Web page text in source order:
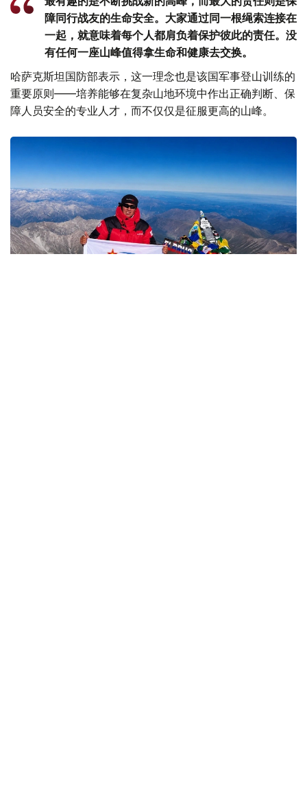
障同行战友的生命安全。大家通过同一根绳索连接在
一起，就意味着每个人都肩负着保护彼此的责任。没
有任何一座山峰值得拿生命和健康去交换。
哈萨克斯坦国防部表示，这一理念也是该国军事登山训练的
重要原则——培养能够在复杂山地环境中作出正确判断、保
障人员安全的专业人才，而不仅仅是征服更高的山峰。